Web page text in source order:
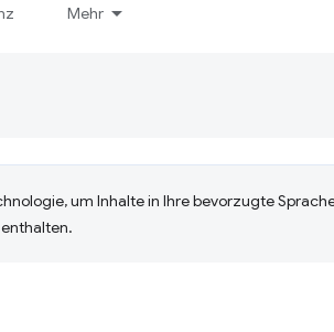
Mehr
um Inhalte in Ihre bevorzugte